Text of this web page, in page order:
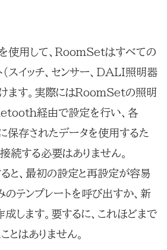
使用して、RoomSetはすべての
スイッチ、センサー、DALI照明器
ます。実際にはRoomSetの照明
経由で設定を行い、各
保存されたデータを使用するた
続する必要はありません。
と、最初の設定と再設定が容易
のテンプレートを呼び出すか、新
成します。要するに、これほどまで
とはありません。